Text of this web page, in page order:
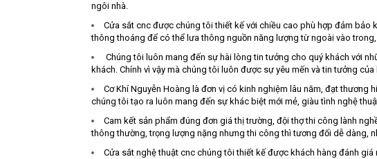
ngôi nhà.
Cửa sắt cnc được chúng tôi thiết kế với chiều cao phù hợp đảm bảo
thông thoáng để có thể lưa thông nguồn năng lượng từ ngoài vào
Chúng tôi luôn mang đến sự hài lòng tin tưởng cho quý khách với
khách. Chính vì vậy mà chúng tôi luôn được sự yêu mến và tin tưởng
Cơ Khí Nguyễn Hoàng là đơn vị có kinh nghiệm lâu năm, đạt thương
chúng tôi tạo ra luôn mang đến sự khác biệt mới mẻ, giàu tình nghệ
Cam kết sản phẩm đúng đơn giá thị trường, đội thợ thi công lành
thông thường, trọng lượng nặng nhưng thi công thì tương đối dễ dàng,
Cửa sắt nghệ thuật cnc chúng tôi thiết kế được khách hàng đánh